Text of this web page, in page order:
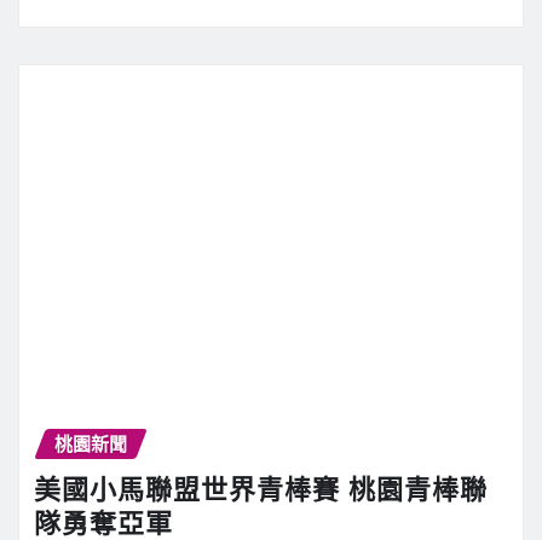
桃園新聞
美國小馬聯盟世界青棒賽 桃園青棒聯
隊勇奪亞軍